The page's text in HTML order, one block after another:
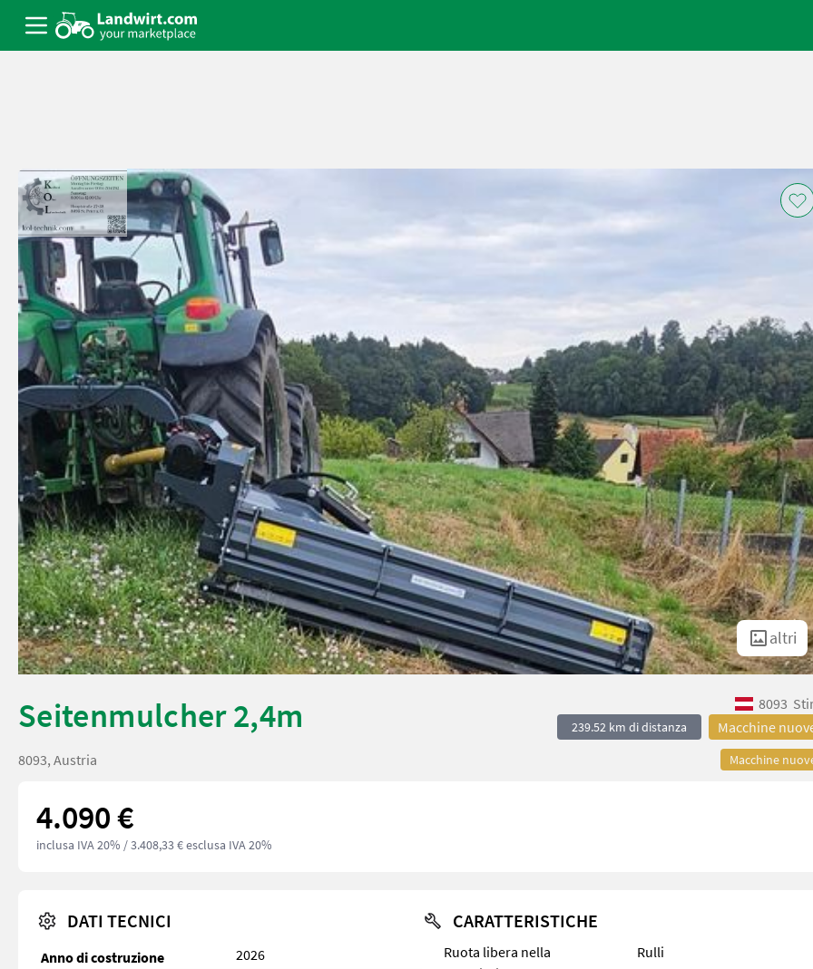
altri
Seitenmulcher 2,4m 8093
239.52 km di distanza Macchine
Macchine
8093, Austria
4.090 €
inclusa IVA 20% / 3.408,33 € esclusa IVA 20%
DATI TECNICI
Anno di costruzione
2026
CARATTERISTICHE
Ruota libera nella
Rulli